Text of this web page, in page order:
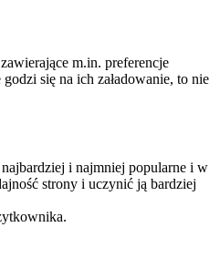
m.in. preferencje
się na ich załadowanie, to nie
i najmniej popularne i w
strony i uczynić ją bardziej